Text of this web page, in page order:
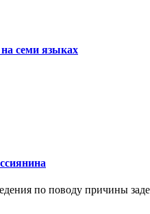
семи языках
по поводу причины